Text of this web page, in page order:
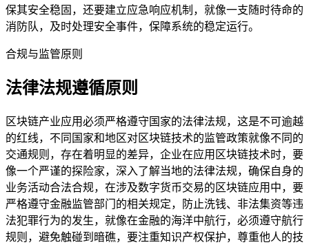
保其安全稳固，还要建立应急响应机制，就像一支随时待命的
消防队，及时处理安全事件，保障系统的稳定运行。
合规与监管原则
法律法规遵循原则
区块链产业应用必须严格遵守国家的法律法规，这是不可逾越
的红线，不同国家和地区对区块链技术的监管政策就像不同的
交通规则，存在着明显的差异，企业在应用区块链技术时，要
像一个严谨的探险家，深入了解当地的法律法规，确保自身的
业务活动合法合规，在涉及数字货币交易的区块链应用中，要
严格遵守金融监管部门的相关规定，防止洗钱、非法集资等违
法犯罪行为的发生，就像在金融的海洋中航行，必须遵守航行
规则，避免触碰到暗礁，要注重知识产权保护，尊重他人的技